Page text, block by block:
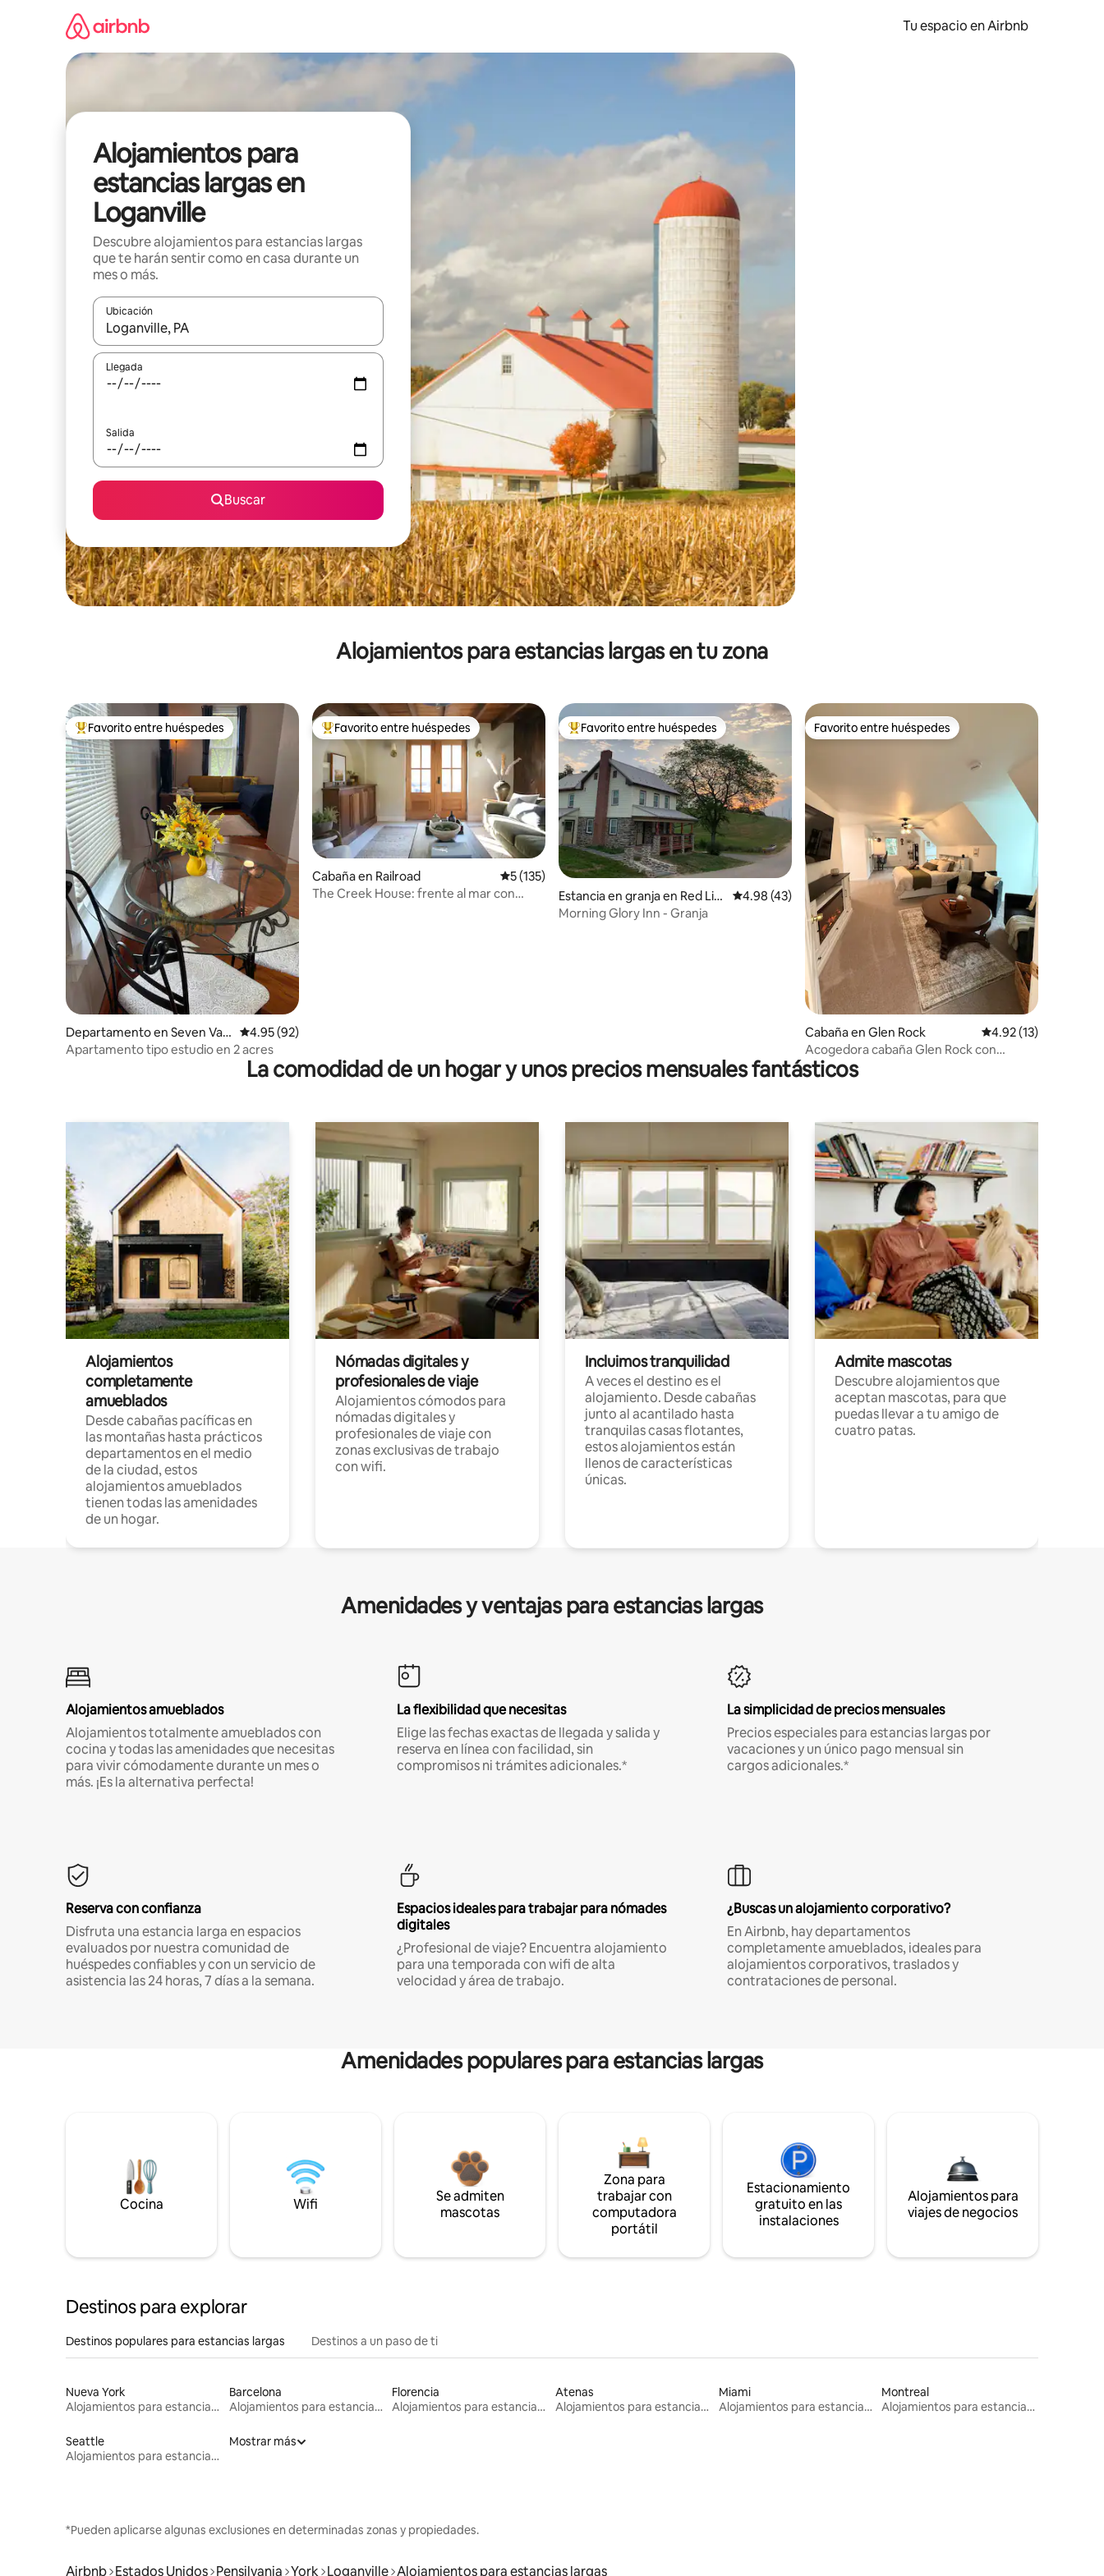
Tu espacio en Airbnb
Alojamientos para
estancias largas en
Loganville
Descubre alojamientos para estancias largas
que te harán sentir como en casa durante un
mes o más.
Ubicación
Cuando los resultados estén disponibles, podrás navegar usando las teclas de las flechas hacia arriba y hacia abajo, o bien tocando y deslizando la pantalla.
Llegada
Salida
Buscar
Alojamientos para estancias largas en tu zona
De los mejores en Favorito entre huéspedes
Favorito entre huéspedes
Departamento en Seven Vall
eys
Calificación promedio: 4.95 de 5; 92 evaluaciones
4.95 (92)
Apartamento tipo estudio en 2 acres
De los mejores en Favorito entre huéspedes
Favorito entre huéspedes
Cabaña en Railroad Calificación promedio: 5 de 5; 135 evaluaciones
5 (135)
The Creek House: frente al mar con
De los mejores en Favorito entre huéspedes
Favorito entre huéspedes
Estancia en granja en Red Lio
n
Calificación promedio: 4.98 de 5; 43 evaluaciones
4.98 (43)
Morning Glory Inn - Granja
Favorito entre huéspedes
Favorito entre huéspedes
Cabaña en Glen Rock Calificación
4.92 (13)
Acogedora cabaña Glen Rock con
cafetería cerca del parque
La comodidad de un hogar y unos precios mensuales fantásticos
Alojamientos
completamente
amueblados
Desde cabañas pacíficas en
las montañas hasta prácticos
departamentos en el medio
de la ciudad, estos
alojamientos amueblados
tienen todas las amenidades
de un hogar.
Nómadas digitales y
profesionales de viaje
Alojamientos cómodos para
nómadas digitales y
profesionales de viaje con
zonas exclusivas de trabajo
con wifi.
Incluimos tranquilidad
A veces el destino es el
alojamiento. Desde cabañas
junto al acantilado hasta
tranquilas casas flotantes,
estos alojamientos están
llenos de características
únicas.
Admite mascotas
Descubre alojamientos que
aceptan mascotas, para que
puedas llevar a tu amigo de
cuatro patas.
Amenidades y ventajas para estancias largas
Alojamientos amueblados
Alojamientos totalmente amueblados con
cocina y todas las amenidades que necesitas
para vivir cómodamente durante un mes o
más. ¡Es la alternativa perfecta!
La flexibilidad que necesitas
Elige las fechas exactas de llegada y salida y
reserva en línea con facilidad, sin
compromisos ni trámites adicionales.*
La simplicidad de precios mensuales
Precios especiales para estancias largas por
vacaciones y un único pago mensual sin
cargos adicionales.*
Reserva con confianza
Disfruta una estancia larga en espacios
evaluados por nuestra comunidad de
huéspedes confiables y con un servicio de
asistencia las 24 horas, 7 días a la semana.
Espacios ideales para trabajar para nómades
digitales
¿Profesional de viaje? Encuentra alojamiento
para una temporada con wifi de alta
velocidad y área de trabajo.
¿Buscas un alojamiento corporativo?
En Airbnb, hay departamentos
completamente amueblados, ideales para
alojamientos corporativos, traslados y
contrataciones de personal.
Amenidades populares para estancias largas
Cocina Wifi
Se admiten
mascotas
Zona para
trabajar con
computadora
portátil
Estacionamiento
gratuito en las
instalaciones
Alojamientos para
viajes de negocios
Destinos para explorar
Destinos populares para estancias largas Destinos a un paso de ti
Nueva York
Alojamientos para estancias largas
Barcelona
Alojamientos para estancias largas
Florencia
Alojamientos para estancias largas
Atenas
Alojamientos para estancias largas
Miami
Alojamientos para estancias largas
Montreal
Alojamientos para estancias largas
Seattle
Alojamientos para estancias largas
Mostrar más
*Pueden aplicarse algunas exclusiones en determinadas zonas y propiedades.
Airbnb Estados Unidos Pensilvania York Loganville Alojamientos para estancias largas